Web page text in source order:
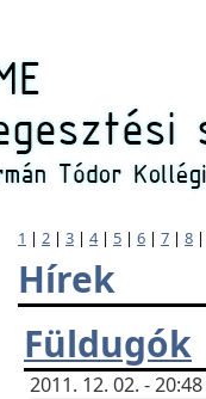
1 | 2 | 3 | 4| 5 | 6 | 7 | 8
Hírek
Füldugók
2011. 12. 02. -